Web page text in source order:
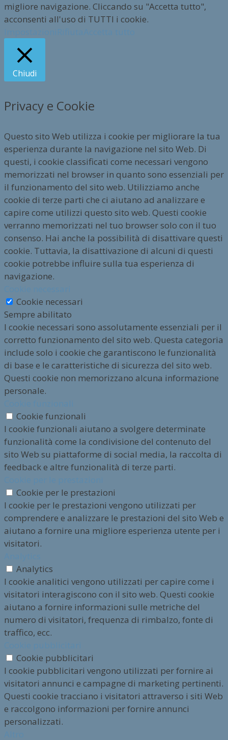
migliore navigazione. Cliccando su "Accetta tutto",
acconsenti all'uso di TUTTI i cookie.
Chiudi
Privacy e Cookie
Questo sito Web utilizza i cookie per migliorare la tua
esperienza durante la navigazione nel sito Web. Di
questi, i cookie classificati come necessari vengono
memorizzati nel browser in quanto sono essenziali per
il funzionamento del sito web. Utilizziamo anche
cookie di terze parti che ci aiutano ad analizzare e
capire come utilizzi questo sito web. Questi cookie
verranno memorizzati nel tuo browser solo con il tuo
consenso. Hai anche la possibilità di disattivare questi
cookie. Tuttavia, la disattivazione di alcuni di questi
cookie potrebbe influire sulla tua esperienza di
navigazione.
Cookie necessari
Sempre abilitato
I cookie necessari sono assolutamente essenziali per il
corretto funzionamento del sito web. Questa categoria
include solo i cookie che garantiscono le funzionalità
di base e le caratteristiche di sicurezza del sito web.
Questi cookie non memorizzano alcuna informazione
personale.
Cookie funzionali
I cookie funzionali aiutano a svolgere determinate
funzionalità come la condivisione del contenuto del
sito Web su piattaforme di social media, la raccolta di
feedback e altre funzionalità di terze parti.
Cookie per le prestazioni
I cookie per le prestazioni vengono utilizzati per
comprendere e analizzare le prestazioni del sito Web e
aiutano a fornire una migliore esperienza utente per i
visitatori.
Analytics
I cookie analitici vengono utilizzati per capire come i
visitatori interagiscono con il sito web. Questi cookie
aiutano a fornire informazioni sulle metriche del
numero di visitatori, frequenza di rimbalzo, fonte di
traffico, ecc.
Cookie pubblicitari
I cookie pubblicitari vengono utilizzati per fornire ai
visitatori annunci e campagne di marketing pertinenti.
Questi cookie tracciano i visitatori attraverso i siti Web
e raccolgono informazioni per fornire annunci
personalizzati.